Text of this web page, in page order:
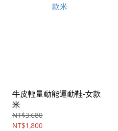
牛皮輕量動能運動鞋-女款
米
NT$3,680
NT$1,800